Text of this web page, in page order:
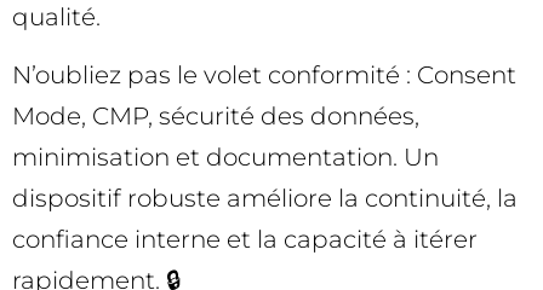
qualité.
N’oubliez pas le volet conformité : Consent
Mode, CMP, sécurité des données,
minimisation et documentation. Un
dispositif robuste améliore la continuité, la
confiance interne et la capacité à itérer
rapidement. 🔒